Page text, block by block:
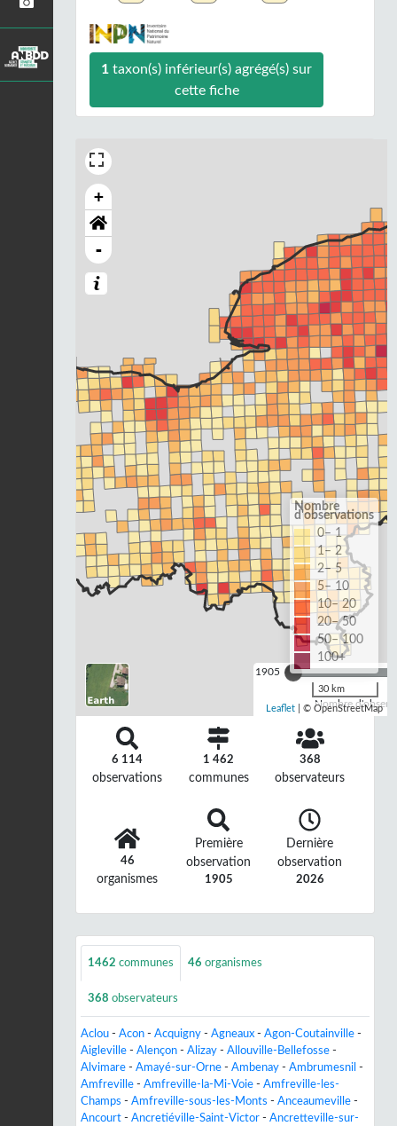
1taxon(s) inférieur(s) agrégé(s) sur
cette fiche
+
-
1905
Nombre
Nombre
d'observations
0– 1
1– 2
2– 5
5– 10
10– 20
20– 50
50– 100
100+
30 km
Leaflet | © OpenStreetMap
6 114
observations
1 462
communes
368
observateurs
46
organismes
Première
observation
1905
Dernière
observation
2026
1462 communes 46 organismes
368 observateurs
Aclou - Acon - Acquigny - Agneaux - Agon-Coutainville -
Aigleville - Alençon - Alizay - Allouville-Bellefosse -
Alvimare - Amayé-sur-Orne - Ambenay - Ambrumesnil -
Amfreville - Amfreville-la-Mi-Voie - Amfreville-les-
Champs - Amfreville-sous-les-Monts - Anceaumeville -
Ancourt - Ancretiéville-Saint-Victor - Ancretteville-sur-